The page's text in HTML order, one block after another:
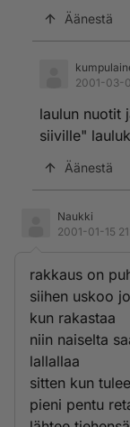
Äänestä
2001-03-
laulun nuotit
siiville"
Äänestä
Naukki
2001-01-15
rakkaus on
siihen uskoo
kun rakastaa
niin naiselta
lallallaa
sitten kun
pieni pentu